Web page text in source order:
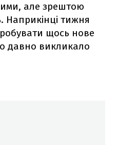
але зрештою
Наприкінці тижня
щось нове
давно викликало